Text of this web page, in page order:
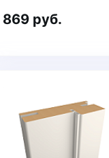
869 руб.